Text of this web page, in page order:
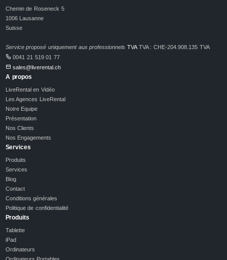
Chemin de Roseneck 5
1006 Lausanne
Suisse
Service proposé uniquement aux professionnels TVATVA : CHE-204.908.135 TVA
0041 21 519 01 77
sales@liverental.ch
A propos
LiveRental en Vidéo
Les Agences LiveRental
Notre Equipe
Présentation
Nos Clients
Nos Engagements
Services
Produits
Services
Blog
Contact
Conditions générales
Politique de confidentialité
Produits
Tablette
iPad
Ordinateurs